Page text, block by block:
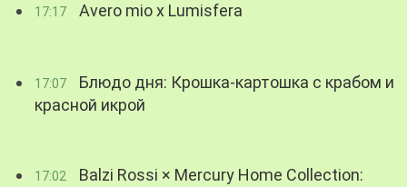
17:17 Avero mio x Lumisfera
17:07
Блюдо дня: Крошка-картошка с крабом и
красной икрой
17:02
Balzi Rossi × Mercury Home Collection: